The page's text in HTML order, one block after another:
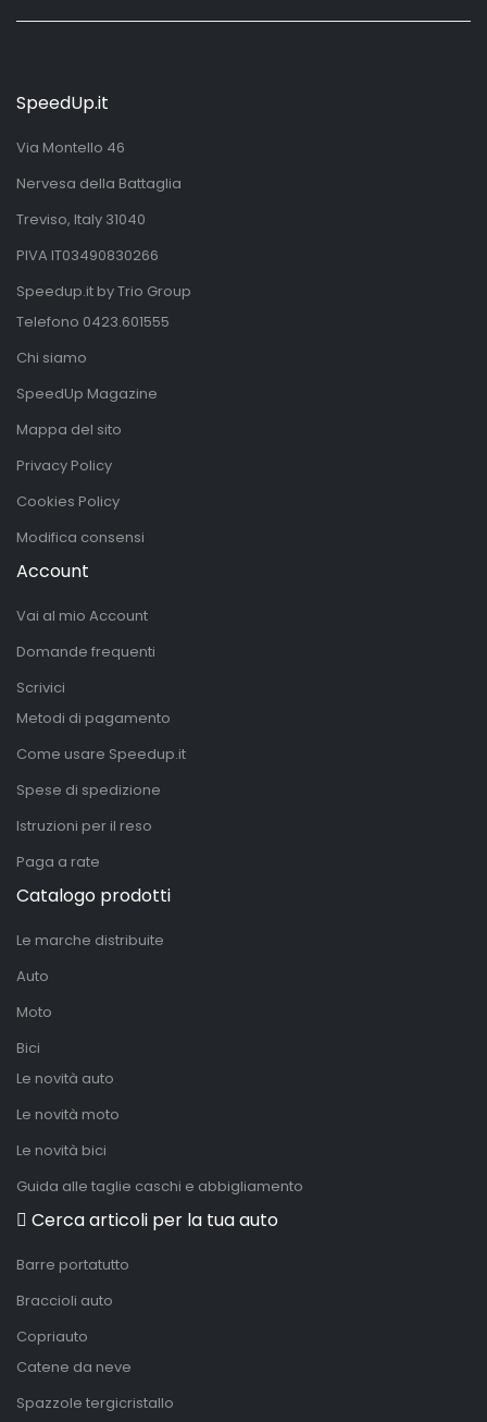
SpeedUp.it
Via Montello 46
Nervesa della Battaglia
Treviso, Italy 31040
PIVA IT03490830266
Speedup.it by Trio Group
Telefono 0423.601555
Chi siamo
SpeedUp Magazine
Mappa del sito
Privacy Policy
Cookies Policy
Modifica consensi
Account
Vai al mio Account
Domande frequenti
Scrivici
Metodi di pagamento
Come usare Speedup.it
Spese di spedizione
Istruzioni per il reso
Paga a rate
Catalogo prodotti
Le marche distribuite
Auto
Moto
Bici
Le novità auto
Le novità moto
Le novità bici
Guida alle taglie caschi e abbigliamento
Cerca articoli per la tua auto
Barre portatutto
Braccioli auto
Copriauto
Catene da neve
Spazzole tergicristallo